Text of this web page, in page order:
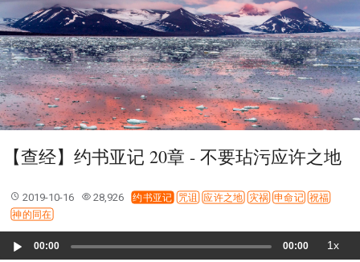
洗礼礼文
圣餐礼文 01 创世记
02 出埃及记
03 利未记
04 民数记 05 申命记
06 约书亚记
07 士师记
08 路得记
09 撒母耳记上
10 撒母耳记下
11 列王纪上
12 列王纪下
15 以斯拉记
16 尼希米记 17 以斯帖记
18 约伯记
19 诗篇
20 箴言 21 传道书
23 以赛亚书
25 耶利米哀歌
27 但以理书
28 何西阿书
33 弥迦书
34 那鸿书 35 哈巴谷书
36 西番雅书
37 哈该书
40 马太福音
41 马可福音
42 路加福音
【查经】约书亚记 20章 - 不要玷污应许之地
2019-10-16 28,926 约书亚记 咒诅 应许之地 灾祸 申命记 祝福
神的同在
Player
00:00 00:00 1x